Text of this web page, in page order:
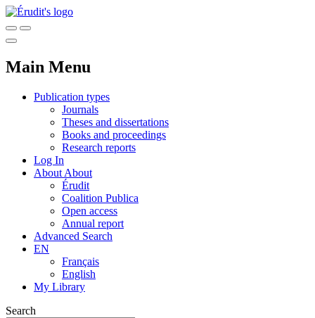
Main Menu
Publication types
Journals
Theses and dissertations
Books and proceedings
Research reports
Log In
About About
Érudit
Coalition Publica
Open access
Annual report
Advanced Search
EN
Français
English
My Library
Search